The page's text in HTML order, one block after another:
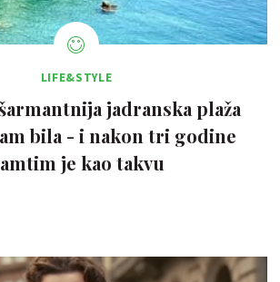
LIFE&STYLE
jadranska plaža
bila - i nakon tri godine
je kao takvu